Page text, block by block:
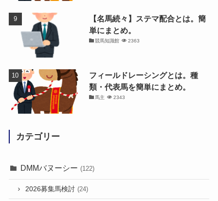
【名馬続々】ステマ配合とは。簡
単にまとめ。
競馬知識館 2363
フィールドレーシングとは。種
類・代表馬を簡単にまとめ。
馬主 2343
カテゴリー
DMMバヌーシー (122)
2026募集馬検討 (24)